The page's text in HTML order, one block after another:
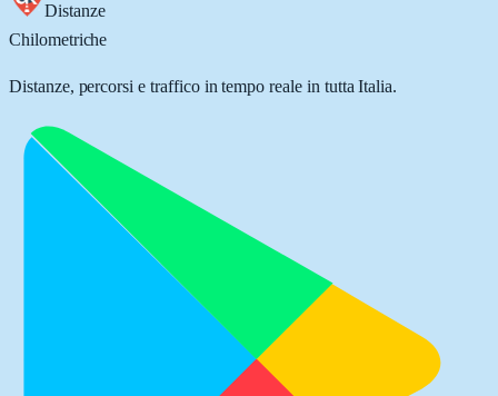
Distanze
Chilometriche
Distanze, percorsi e traffico in tempo reale in tutta Italia.